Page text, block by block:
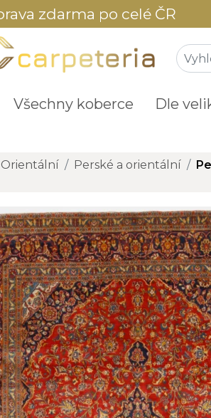
zdarma po celé ČR
Všechny koberce Dle
Orientální Perské a orientální